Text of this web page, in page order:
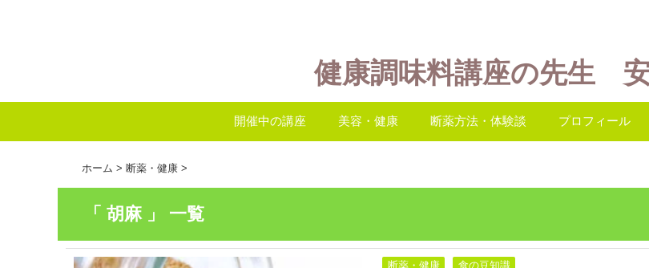
健康調味料講座の先生
開催中の講座 美容・健康 断薬方法・体験談 プロフィール
ホーム > 断薬・健康 >
「 胡麻 」 一覧
断薬・健康 , 食の豆知識